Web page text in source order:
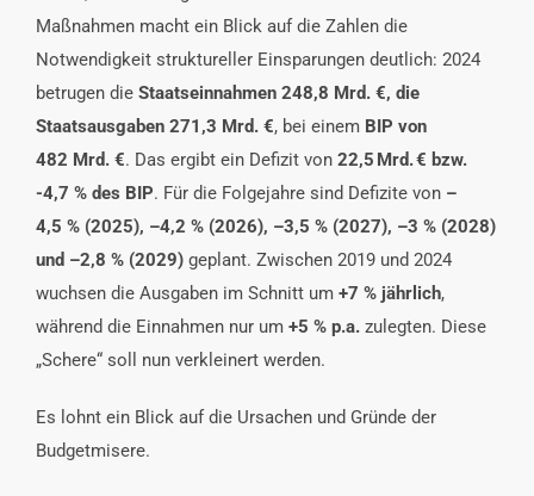
Maßnahmen macht ein Blick auf die Zahlen die
Notwendigkeit struktureller Einsparungen deutlich: 2024
betrugen die Staatseinnahmen 248,8 Mrd. €, die
Staatsausgaben 271,3 Mrd. €, bei einem BIP von
482 Mrd. €. Das ergibt ein Defizit von 22,5 Mrd.€ bzw.
-4,7 % des BIP. Für die Folgejahre sind Defizite von –
4,5 % (2025), –4,2 % (2026), –3,5 % (2027), –3 % (2028)
und –2,8 % (2029) geplant. Zwischen 2019 und 2024
wuchsen die Ausgaben im Schnitt um +7 % jährlich,
während die Einnahmen nur um +5 % p.a. zulegten. Diese
„Schere“ soll nun verkleinert werden.
Es lohnt ein Blick auf die Ursachen und Gründe der
Budgetmisere.